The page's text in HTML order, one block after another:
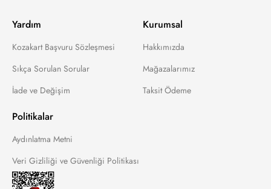
Yardım
Kozakart Başvuru Sözleşmesi
Sıkça Sorulan Sorular
İade ve Değişim
Kurumsal
Hakkımızda
Mağazalarımız
Taksit Ödeme
Politikalar
Aydınlatma Metni
Veri Gizliliği ve Güvenliği Politikası